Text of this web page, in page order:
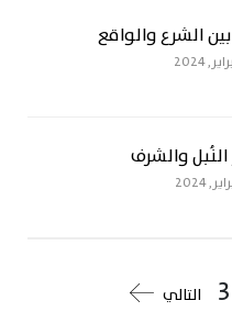
الشرع والواقع
والشرف
3 التالي